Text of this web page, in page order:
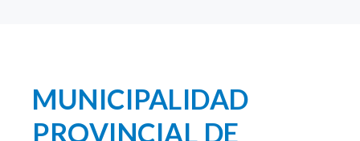
MUNICIPALIDAD
PROVINCIAL DE